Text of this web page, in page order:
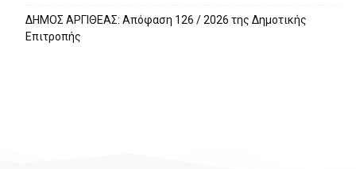
ΔΗΜΟΣ ΑΡΓΙΘΕΑΣ: Απόφαση 126 / 2026 της Δημοτικής
Επιτροπής